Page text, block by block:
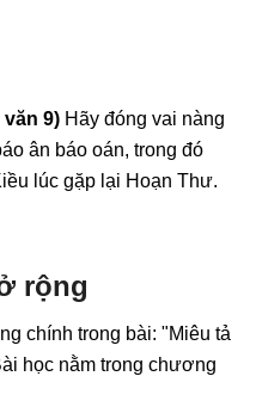
văn 9) Hãy đóng vai nàng
ân báo oán, trong đó
lúc gặp lại Hoạn Thư.
rộng
chính trong bài: "Miêu tả
học nằm trong chương